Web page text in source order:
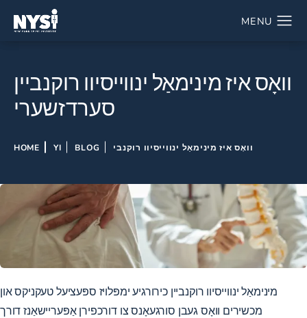
וואָס איז מינימאַל ינווייסיוו רוקנביין
סערדזשערי
HOME YI BLOG וואָס איז מינימאַל ינווייסיוו רוקנבי
מינימאַל ינווייסיוו רוקנביין כירורגיע ימפּלויז ספּעציעל טעקניקס און
מכשירים וואָס געבן סורגעאָנס צו דורכפירן אַפּעריישאַנז דורך